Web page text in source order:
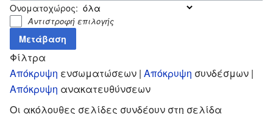
Ονοματοχώρος:
Αντιστροφή επιλογής
Φίλτρα
Απόκρυψη ενσωματώσεων | Απόκρυψη συνδέσμων |
Απόκρυψη ανακατευθύνσεων
Οι ακόλουθες σελίδες συνδέουν στη σελίδα